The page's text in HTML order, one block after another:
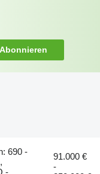
Abonnieren
690 -
-
91.000 €
-